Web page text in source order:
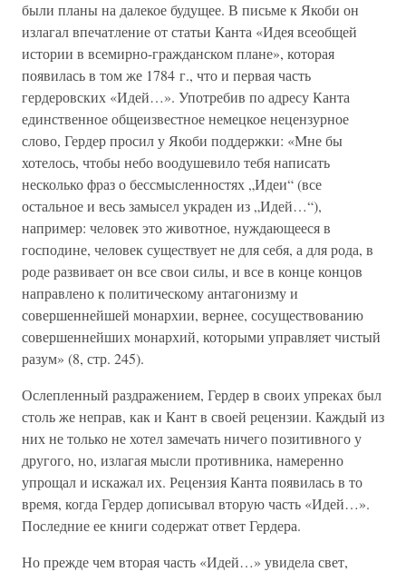
были планы на далекое будущее. В письме к Якоби он
излагал впечатление от статьи Канта «Идея всеобщей
истории в всемирно-гражданском плане», которая
появилась в том же 1784 г., что и первая часть
гердеровских «Идей…». Употребив по адресу Канта
единственное общеизвестное немецкое нецензурное
слово, Гердер просил у Якоби поддержки: «Мне бы
хотелось, чтобы небо воодушевило тебя написать
несколько фраз о бессмысленностях „Идеи“ (все
остальное и весь замысел украден из „Идей…“),
например: человек это животное, нуждающееся в
господине, человек существует не для себя, а для рода, в
роде развивает он все свои силы, и все в конце концов
направлено к политическому антагонизму и
совершеннейшей монархии, вернее, сосуществованию
совершеннейших монархий, которыми управляет чистый
разум» (8, стр. 245).
Ослепленный раздражением, Гердер в своих упреках был
столь же неправ, как и Кант в своей рецензии. Каждый из
них не только не хотел замечать ничего позитивного у
другого, но, излагая мысли противника, намеренно
упрощал и искажал их. Рецензия Канта появилась в то
время, когда Гердер дописывал вторую часть «Идей…».
Последние ее книги содержат ответ Гердера.
Но прежде чем вторая часть «Идей…» увидела свет,